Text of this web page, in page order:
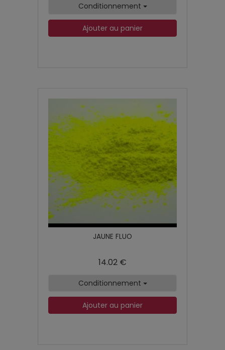
Conditionnement
Ajouter au panier
JAUNE FLUO
14.02 €
Conditionnement
Ajouter au panier